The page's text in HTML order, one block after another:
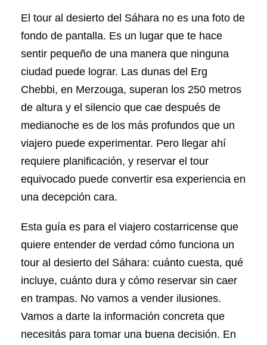
El tour al desierto del Sáhara no es una foto de
fondo de pantalla. Es un lugar que te hace
sentir pequeño de una manera que ninguna
ciudad puede lograr. Las dunas del Erg
Chebbi, en Merzouga, superan los 250 metros
de altura y el silencio que cae después de
medianoche es de los más profundos que un
viajero puede experimentar. Pero llegar ahí
requiere planificación, y reservar el tour
equivocado puede convertir esa experiencia en
una decepción cara.
Esta guía es para el viajero costarricense que
quiere entender de verdad cómo funciona un
tour al desierto del Sáhara: cuánto cuesta, qué
incluye, cuánto dura y cómo reservar sin caer
en trampas. No vamos a vender ilusiones.
Vamos a darte la información concreta que
necesitás para tomar una buena decisión. En